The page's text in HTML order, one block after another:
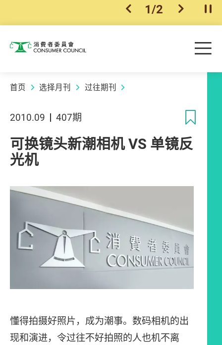
上一个
1/2 下一个开
消费者委员会 目
首页 选择月刊 过往期刊
2010.09 407期
可换镜头新潮相机 VS 单镜反
光机
懂得拍摄好照片，成为潮事。数码相机的出
现和演进，令过往不好拍照的人也机不离